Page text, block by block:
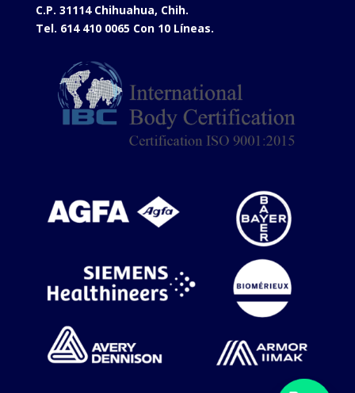
C.P. 31114 Chihuahua, Chih.
Tel. 614 410 0065 Con 10 Líneas.